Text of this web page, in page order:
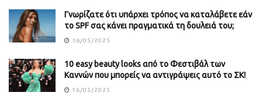
Γνωρίζατε ότι υπάρχει τρόπος να καταλάβετε εάν
το SPF σας κάνει πραγματικά τη δουλειά του;
16/05/2025
10 easy beauty looks από το Φεστιβάλ των
Καννών που μπορείς να αντιγράψεις αυτό το ΣΚ!
16/05/2025